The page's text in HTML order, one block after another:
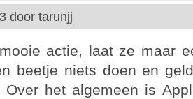
door tarunjj
actie, laat ze maar
beetje niets doen en
Over het algemeen is